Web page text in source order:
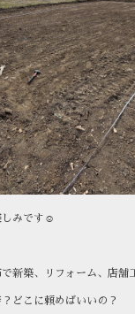
しみです☺️
新築、リフォーム、店舗
どこに頼めばいいの？